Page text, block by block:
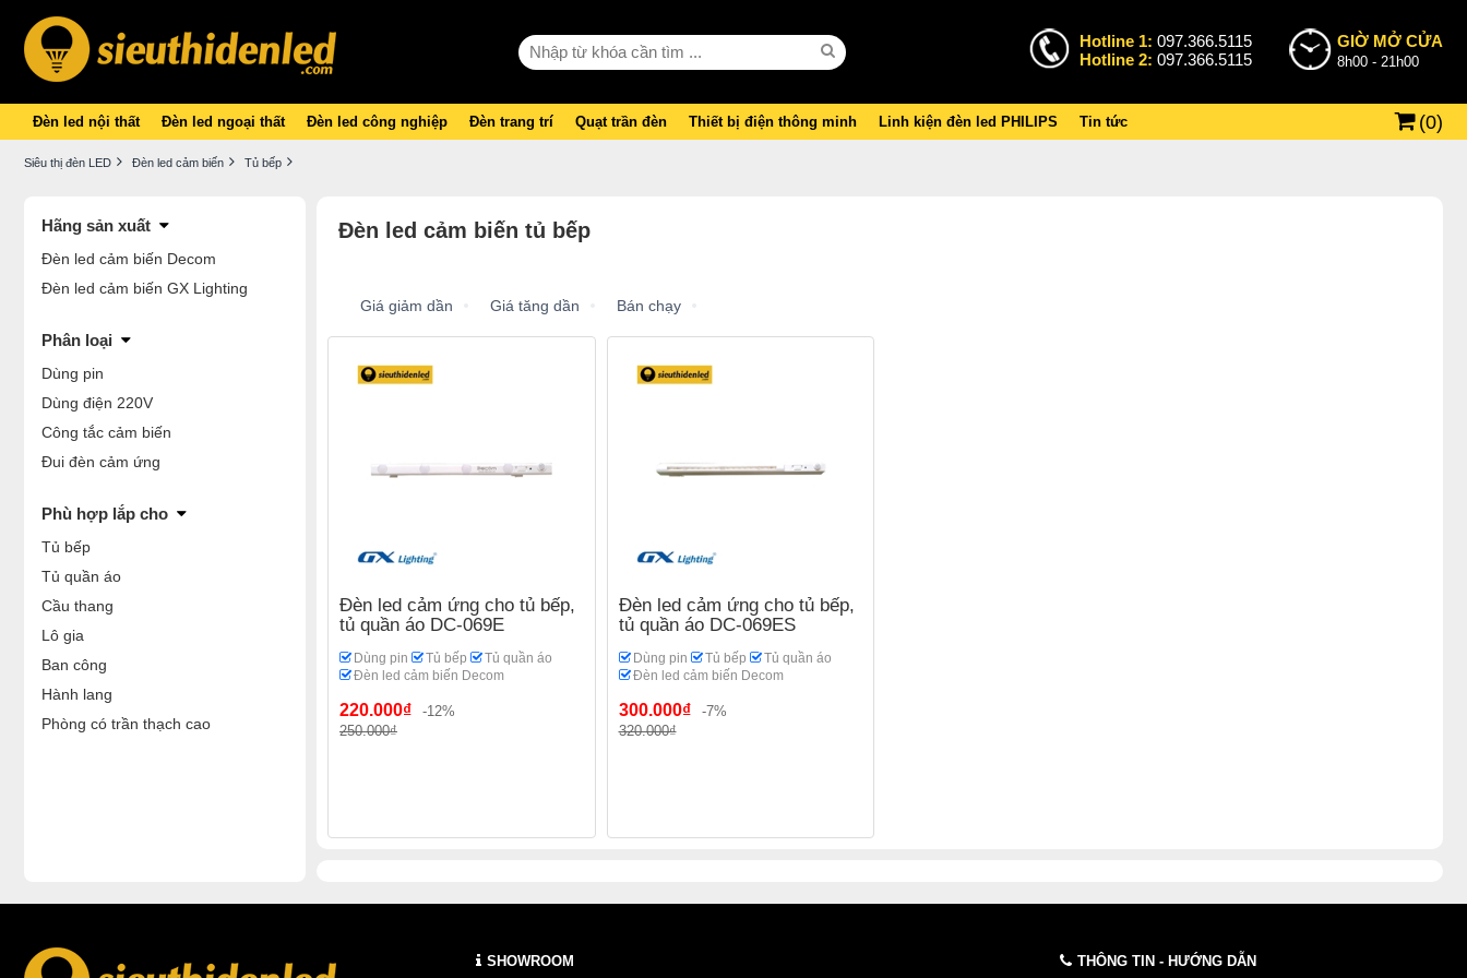
Hotline 1: 097.366.5115
Hotline 2: 097.366.5115
GIỜ MỞ CỬA
8h00 - 21h00
Đèn led nội thất Đèn led ngoại thất Đèn led công nghiệp Đèn trang trí Quạt trần đèn Thiết bị điện thông minh Linh kiện đèn led PHILIPS Tin tức (0)
Siêu thị đèn LED Đèn led cảm biến Tủ bếp
Hãng sản xuất
Đèn led cảm biến Decom
Đèn led cảm biến GX Lighting
Phân loại
Dùng pin
Dùng điện 220V
Công tắc cảm biến
Đui đèn cảm ứng
Phù hợp lắp cho
Tủ bếp
Tủ quần áo
Cầu thang
Lô gia
Ban công
Hành lang
Phòng có trần thạch cao
Đèn led cảm biến tủ bếp
Giá giảm dần Giá tăng dần Bán chạy
Đèn led cảm ứng cho tủ bếp,
tủ quần áo DC-069E
Dùng pin Tủ bếp
Tủ quần áo
Đèn led cảm biến Decom
220.000₫
-12%
250.000₫
Đèn led cảm ứng cho tủ bếp,
tủ quần áo DC-069ES
Dùng pin Tủ bếp
Tủ quần áo
Đèn led cảm biến Decom
300.000₫
-7%
320.000₫
SHOWROOM THÔNG TIN - HƯỚNG DẪN